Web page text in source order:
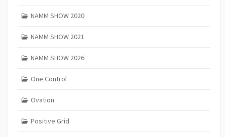
NAMM SHOW 2020
NAMM SHOW 2021
NAMM SHOW 2026
One Control
Ovation
Positive Grid